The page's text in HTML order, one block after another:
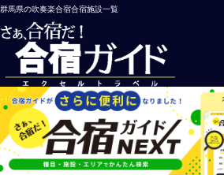
群馬県の吹奏楽合宿合宿施設一覧